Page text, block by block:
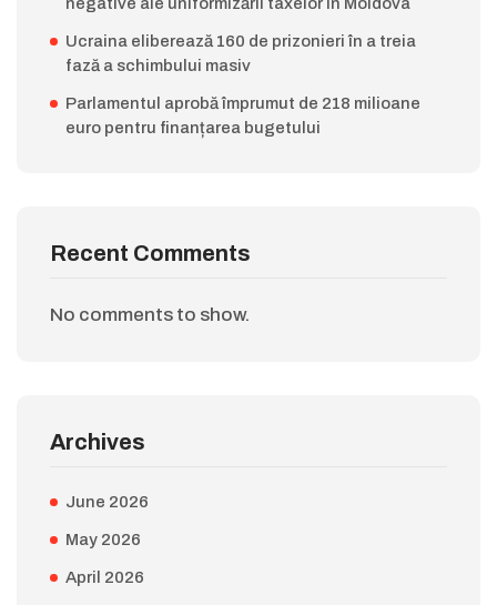
Ucraina eliberează 160 de prizonieri în a treia
fază a schimbului masiv
Parlamentul aprobă împrumut de 218 milioane
euro pentru finanțarea bugetului
Recent Comments
No comments to show.
Archives
June 2026
May 2026
April 2026